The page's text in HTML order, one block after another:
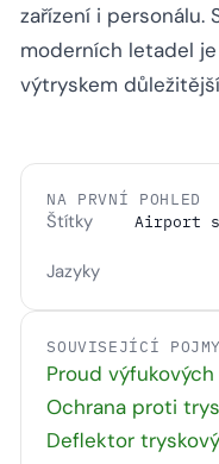
zařízení i personálu.
moderních letadel
výtryskem
NA PRVNÍ POHLED
Štítky
Airport
Jazyky
SOUVISEJÍCÍ POJMY
Proud
Ochrana proti
Deflektor